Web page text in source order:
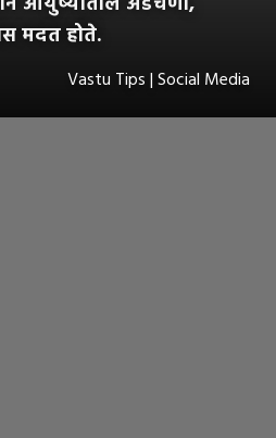
मदत होते.
Vastu Tips | Social Media